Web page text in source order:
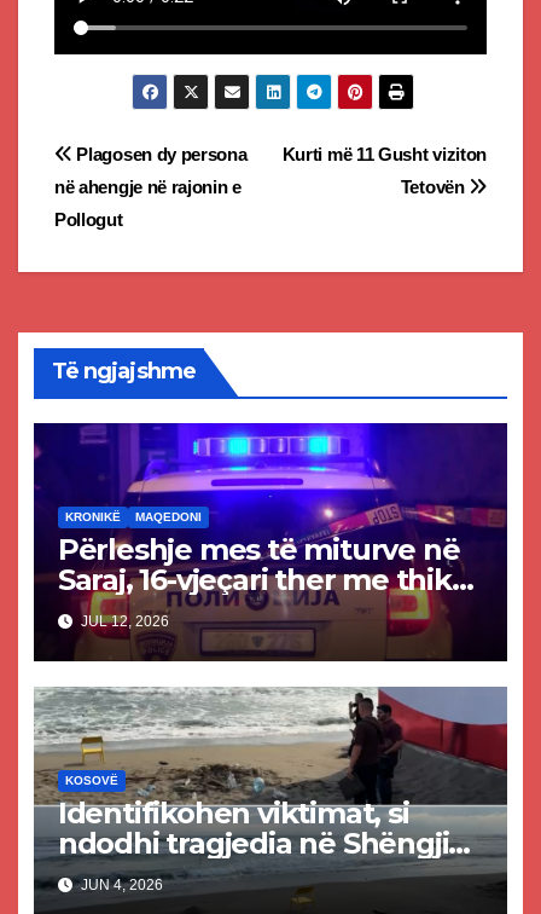
Post
navigation
Kurti më 11 Gusht viziton
Tetovën
Plagosen dy persona
në ahengje në rajonin e
Pollogut
Të ngjajshme
KRONIKË MAQEDONI
Përleshje mes të miturve në
Saraj, 16-vjeçari ther me thikë
14-vjeçarin
JUL 12, 2026
KOSOVË
Identifikohen viktimat, si
ndodhi tragjedia në Shëngjin
ku mbetën të vdekur dy të
rinj kosovarë
JUN 4, 2026